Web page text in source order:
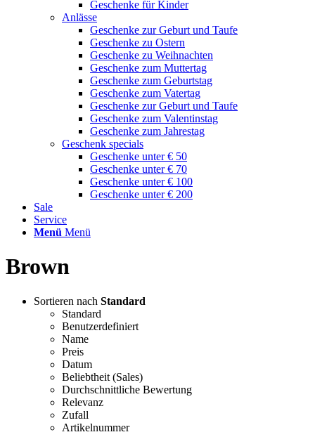
Geschenke für Kinder
Anlässe
Geschenke zur Geburt und Taufe
Geschenke zu Ostern
Geschenke zu Weihnachten
Geschenke zum Muttertag
Geschenke zum Geburtstag
Geschenke zum Vatertag
Geschenke zur Geburt und Taufe
Geschenke zum Valentinstag
Geschenke zum Jahrestag
Geschenk specials
Geschenke unter € 50
Geschenke unter € 70
Geschenke unter € 100
Geschenke unter € 200
Sale
Service
Menü Menü
Brown
Sortieren nach Standard
Standard
Benutzerdefiniert
Name
Preis
Datum
Beliebtheit (Sales)
Durchschnittliche Bewertung
Relevanz
Zufall
Artikelnummer